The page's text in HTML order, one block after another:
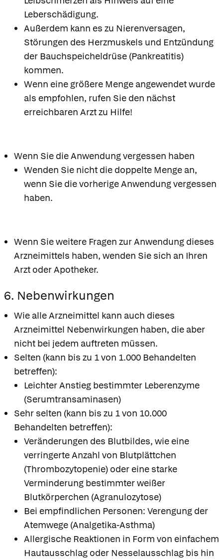
Leberschädigung.
Außerdem kann es zu Nierenversagen,
Störungen des Herzmuskels und Entzündung
der Bauchspeicheldrüse (Pankreatitis)
kommen.
Wenn eine größere Menge angewendet wurde
als empfohlen, rufen Sie den nächst
erreichbaren Arzt zu Hilfe!
Wenn Sie die Anwendung vergessen haben
Wenden Sie nicht die doppelte Menge an,
wenn Sie die vorherige Anwendung vergessen
haben.
Wenn Sie weitere Fragen zur Anwendung dieses
Arzneimittels haben, wenden Sie sich an Ihren
Arzt oder Apotheker.
6. Nebenwirkungen
Wie alle Arzneimittel kann auch dieses
Arzneimittel Nebenwirkungen haben, die aber
nicht bei jedem auftreten müssen.
Selten (kann bis zu 1 von 1.000 Behandelten
betreffen):
Leichter Anstieg bestimmter Leberenzyme
(Serumtransaminasen)
Sehr selten (kann bis zu 1 von 10.000
Behandelten betreffen):
Veränderungen des Blutbildes, wie eine
verringerte Anzahl von Blutplättchen
(Thrombozytopenie) oder eine starke
Verminderung bestimmter weißer
Blutkörperchen (Agranulozytose)
Bei empfindlichen Personen: Verengung der
Atemwege (Analgetika-Asthma)
Allergische Reaktionen in Form von einfachem
Hautausschlag oder Nesselausschlag bis hin